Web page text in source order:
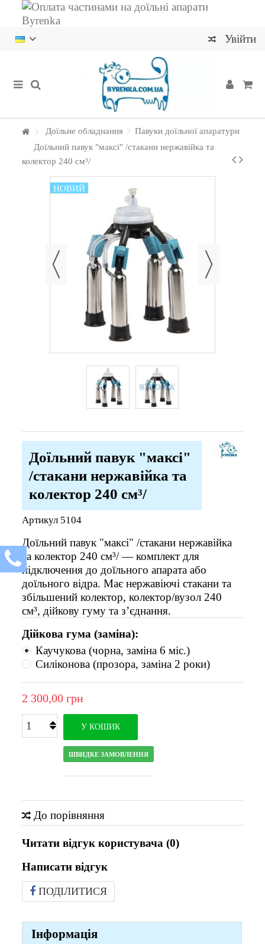
Увійти
Доїльне обладнання
Павуки доїльної апаратури
Доїльний павук "максі" /стакани нержавійка та
колектор 240 см³/
НОВИЙ
Доїльний павук "максі"
/стакани нержавійка та
колектор 240 см³/
Артикул 5104
Доїльний павук "максі" /стакани нержавійка
та колектор 240 см³/ — комплект для
підключення до доїльного апарата або
доїльного відра. Має нержавіючі стакани та
збільшений колектор, колектор/вузол 240
см³, дійкову гуму та з’єднання.
Дійкова гума (заміна):
Каучукова (чорна, заміна 6 міс.)
Силіконова (прозора, заміна 2 роки)
2 300,00 грн
У КОШИК
ШВИДКЕ ЗАМОВЛЕННЯ
До порівняння
Читати відгук користувача (0)
Написати відгук
ПОДІЛИТИСЯ
Інформація